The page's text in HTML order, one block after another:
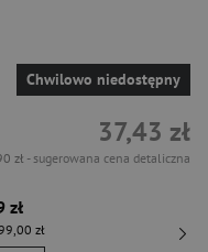
Chwilowo niedostępny
37,43 zł
zł - sugerowana cena detaliczna
zł
zł